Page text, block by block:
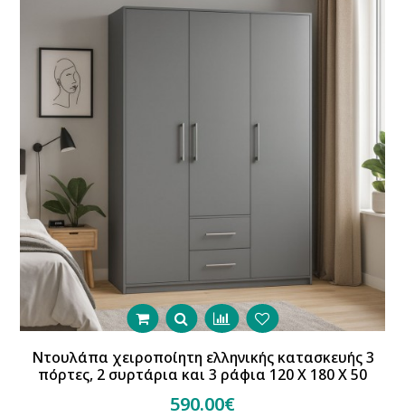
Ντουλάπα χειροποίητη ελληνικής κατασκευής 3
πόρτες, 2 συρτάρια και 3 ράφια 120 Χ 180 Χ 50
590.00€